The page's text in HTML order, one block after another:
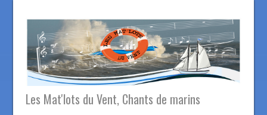
Les Mat'lots du Vent, Chants de marins